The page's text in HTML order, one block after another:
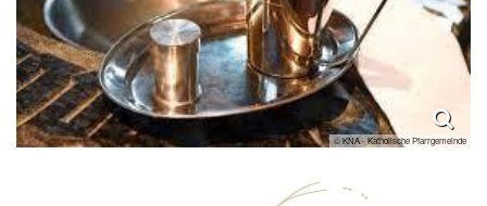
© KNA - Katholische Pfarrgemeinde